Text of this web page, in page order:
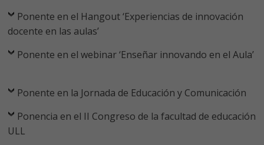
Ponente en el Hangout ‘Experiencias de innovación
docente en las aulas’
Ponente en el webinar ‘Enseñar innovando en el Aula’
Ponente en la Jornada de Educación y Comunicación
Ponencia en el II Congreso de la facultad de educación
ULL